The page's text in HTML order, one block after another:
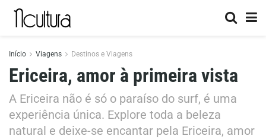
Início Viagens Destinos e Viagens
Ericeira, amor à primeira vista
A Ericeira não é só o paraíso do surf, é uma
experiência única. Explore toda a beleza
natural e deixe-se encantar pela Ericeira, amor